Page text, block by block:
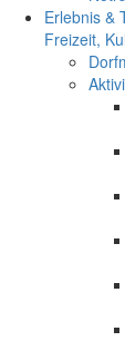
Erlebnis &
Freizeit,